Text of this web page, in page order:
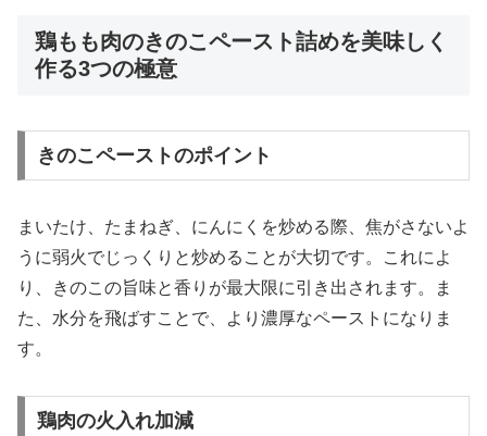
鶏もも肉のきのこペースト詰めを美味しく
作る3つの極意
きのこペーストのポイント
まいたけ、たまねぎ、にんにくを炒める際、焦がさないよ
うに弱火でじっくりと炒めることが大切です。これによ
り、きのこの旨味と香りが最大限に引き出されます。ま
た、水分を飛ばすことで、より濃厚なペーストになりま
す。
鶏肉の火入れ加減